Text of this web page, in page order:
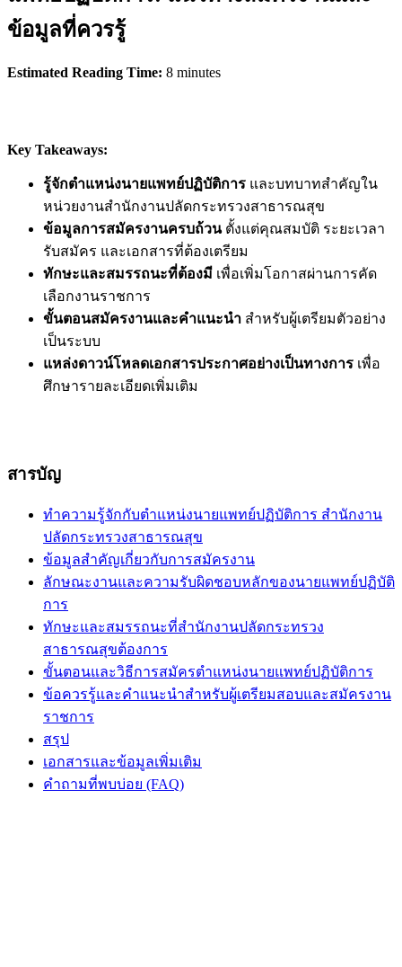
ข้อมูลที่ควรรู้
Estimated Reading Time: 8 minutes
Key Takeaways:
รู้จักตำแหน่งนายแพทย์ปฏิบัติการ และบทบาทสำคัญใน
หน่วยงานสำนักงานปลัดกระทรวงสาธารณสุข
ข้อมูลการสมัครงานครบถ้วนตั้งแต่คุณสมบัติ ระยะเวลา
รับสมัคร และเอกสารที่ต้องเตรียม
ทักษะและสมรรถนะที่ต้องมี เพื่อเพิ่มโอกาสผ่านการคัด
เลือกงานราชการ
ขั้นตอนสมัครงานและคำแนะนำ สำหรับผู้เตรียมตัวอย่าง
เป็นระบบ
แหล่งดาวน์โหลดเอกสารประกาศอย่างเป็นทางการ เพื่อ
ศึกษารายละเอียดเพิ่มเติม
สารบัญ
ทำความรู้จักกับตำแหน่งนายแพทย์ปฏิบัติการ สำนักงาน
ปลัดกระทรวงสาธารณสุข
ข้อมูลสำคัญเกี่ยวกับการสมัครงาน
ลักษณะงานและความรับผิดชอบหลักของนายแพทย์ปฏิบัติ
การ
ทักษะและสมรรถนะที่สำนักงานปลัดกระทรวง
สาธารณสุขต้องการ
ขั้นตอนและวิธีการสมัครตำแหน่งนายแพทย์ปฏิบัติการ
ข้อควรรู้และคำแนะนำสำหรับผู้เตรียมสอบและสมัครงาน
ราชการ
สรุป
เอกสารและข้อมูลเพิ่มเติม
คำถามที่พบบ่อย (FAQ)